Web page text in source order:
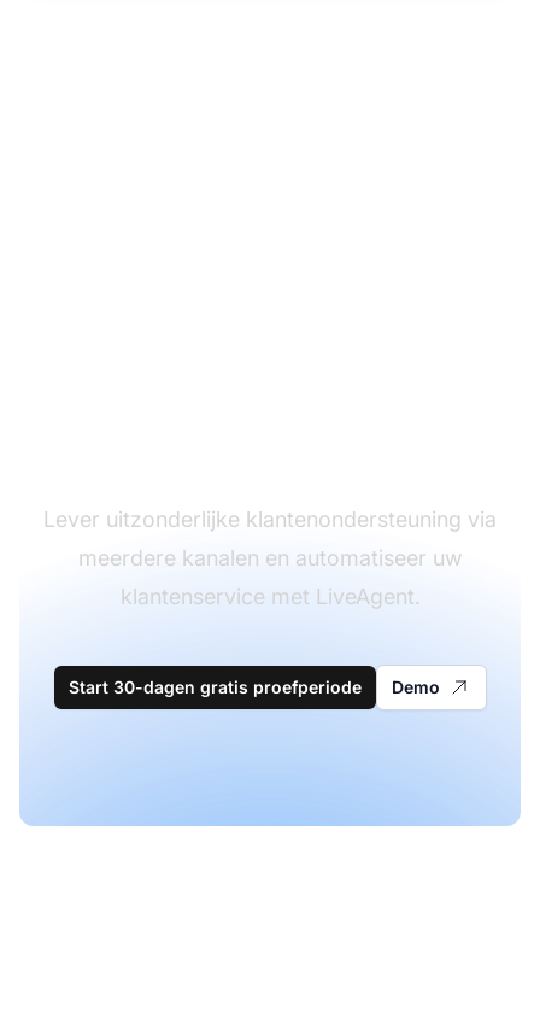
Lever uitzonderlijke klantenondersteuning via
meerdere kanalen en automatiseer uw
klantenservice met LiveAgent.
Start 30-dagen gratis proefperiode Demo